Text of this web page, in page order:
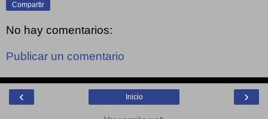
Compartir
No hay comentarios:
Publicar un comentario
‹ ›
Inicio